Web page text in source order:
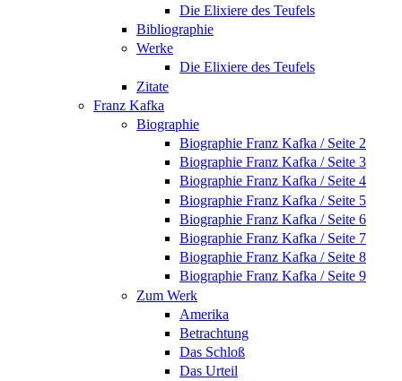
Die Elixiere des Teufels
Bibliographie
Werke
Die Elixiere des Teufels
Zitate
Franz Kafka
Biographie
Biographie Franz Kafka / Seite 2
Biographie Franz Kafka / Seite 3
Biographie Franz Kafka / Seite 4
Biographie Franz Kafka / Seite 5
Biographie Franz Kafka / Seite 6
Biographie Franz Kafka / Seite 7
Biographie Franz Kafka / Seite 8
Biographie Franz Kafka / Seite 9
Zum Werk
Amerika
Betrachtung
Das Schloß
Das Urteil